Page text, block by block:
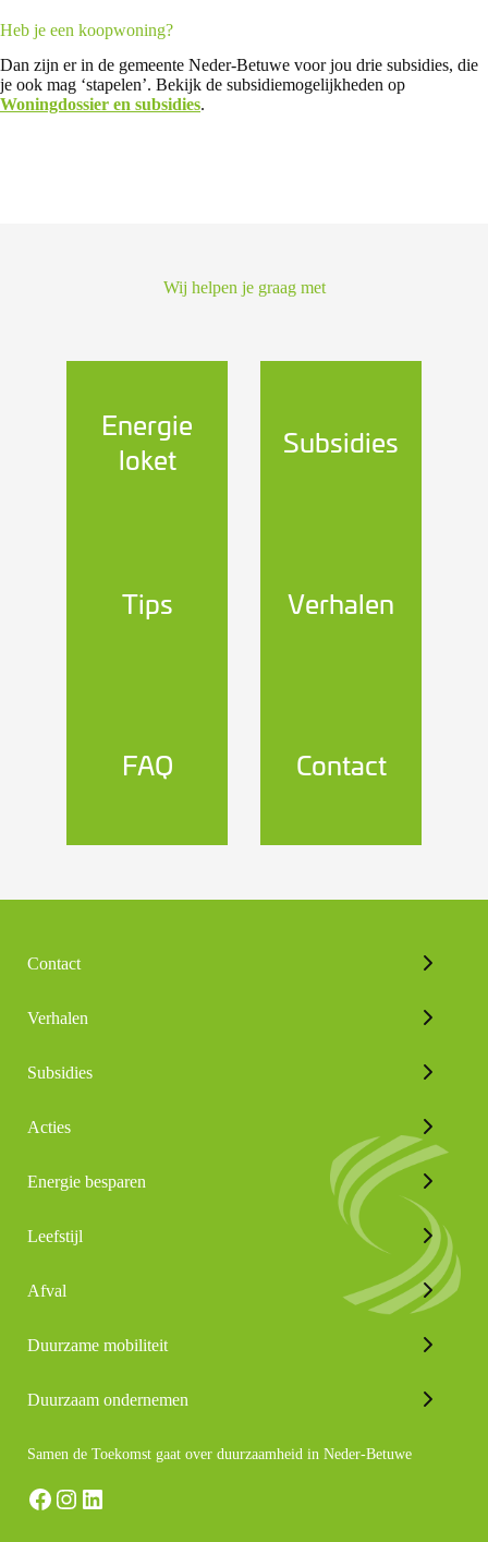
Heb je een koopwoning?
Dan zijn er in de gemeente Neder-Betuwe voor jou drie subsidies, die
je ook mag ‘stapelen’. Bekijk de subsidiemogelijkheden op
Woningdossier en subsidies.
Wij helpen je graag met
Energie
loket
Subsidies
Tips Verhalen
FAQ Contact
Contact
Verhalen
Subsidies
Acties
Energie besparen
Leefstijl
Afval
Duurzame mobiliteit
Duurzaam ondernemen
Samen de Toekomst gaat over duurzaamheid in Neder-Betuwe
Facebook
Instagram
LinkedIn